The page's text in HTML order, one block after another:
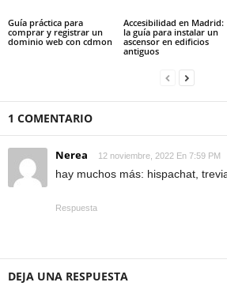
Guía práctica para
comprar y registrar un
dominio web con cdmon
Accesibilidad en Madrid:
la guía para instalar un
ascensor en edificios
antiguos
1 COMENTARIO
Nerea 12 noviembre, 2022 En 7:59 PM
hay muchos más: hispachat,
Respuesta
DEJA UNA RESPUESTA